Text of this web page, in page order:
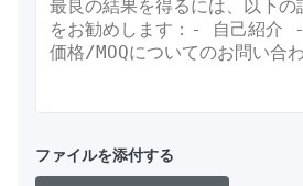
ファイルを添付する